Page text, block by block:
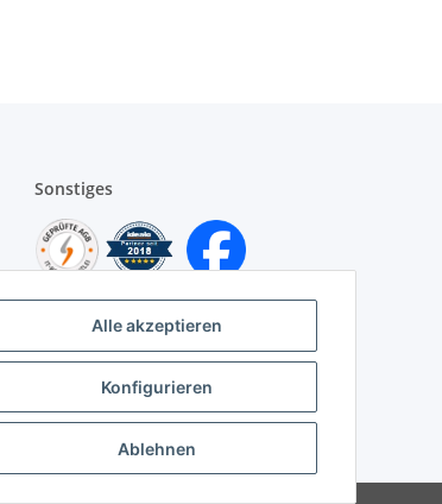
Alle akzeptieren
Konfigurieren
Ablehnen
Sonstiges